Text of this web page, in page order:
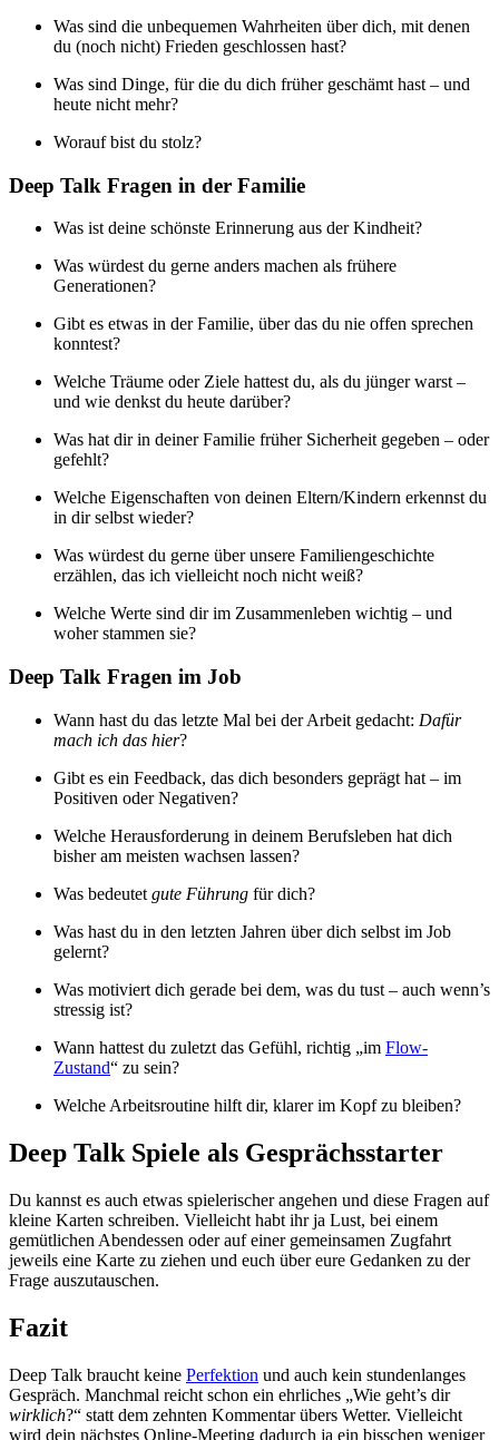
Was sind die unbequemen Wahrheiten über dich, mit denen
du (noch nicht) Frieden geschlossen hast?
Was sind Dinge, für die du dich früher geschämt hast – und
heute nicht mehr?
Worauf bist du stolz?
Deep Talk Fragen in der Familie
Was ist deine schönste Erinnerung aus der Kindheit?
Was würdest du gerne anders machen als frühere
Generationen?
Gibt es etwas in der Familie, über das du nie offen sprechen
konntest?
Welche Träume oder Ziele hattest du, als du jünger warst –
und wie denkst du heute darüber?
Was hat dir in deiner Familie früher Sicherheit gegeben – oder
gefehlt?
Welche Eigenschaften von deinen Eltern/Kindern erkennst du
in dir selbst wieder?
Was würdest du gerne über unsere Familiengeschichte
erzählen, das ich vielleicht noch nicht weiß?
Welche Werte sind dir im Zusammenleben wichtig – und
woher stammen sie?
Deep Talk Fragen im Job
Wann hast du das letzte Mal bei der Arbeit gedacht: Dafür
mach ich das hier?
Gibt es ein Feedback, das dich besonders geprägt hat – im
Positiven oder Negativen?
Welche Herausforderung in deinem Berufsleben hat dich
bisher am meisten wachsen lassen?
Was bedeutet gute Führung für dich?
Was hast du in den letzten Jahren über dich selbst im Job
gelernt?
Was motiviert dich gerade bei dem, was du tust – auch wenn’s
stressig ist?
Wann hattest du zuletzt das Gefühl, richtig „im Flow-
Zustand“ zu sein?
Welche Arbeitsroutine hilft dir, klarer im Kopf zu bleiben?
Deep Talk Spiele als Gesprächsstarter
Du kannst es auch etwas spielerischer angehen und diese Fragen auf
kleine Karten schreiben. Vielleicht habt ihr ja Lust, bei einem
gemütlichen Abendessen oder auf einer gemeinsamen Zugfahrt
jeweils eine Karte zu ziehen und euch über eure Gedanken zu der
Frage auszutauschen.
Fazit
Deep Talk braucht keine Perfektion und auch kein stundenlanges
Gespräch. Manchmal reicht schon ein ehrliches „Wie geht’s dir
wirklich?“ statt dem zehnten Kommentar übers Wetter. Vielleicht
wird dein nächstes Online-Meeting dadurch ja ein bisschen weniger